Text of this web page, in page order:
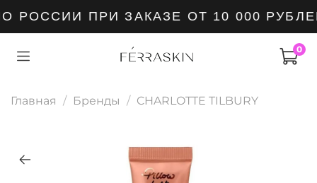
РОССИИ ПРИ ЗАКАЗЕ ОТ 10 000
0
Главная Бренды CHARLOTTE TILBURY